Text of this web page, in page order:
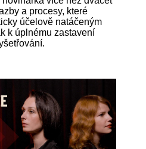
a procesy, které
účelově natáčeným
k úplnému zastavení